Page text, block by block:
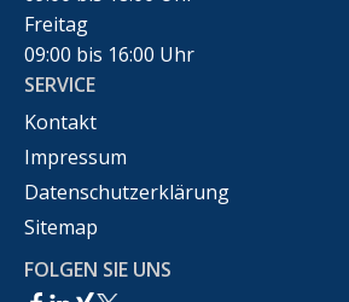
Freitag
09:00 bis 16:00 Uhr
SERVICE
Kontakt
Impressum
Datenschutzerklärung
Sitemap
FOLGEN SIE UNS